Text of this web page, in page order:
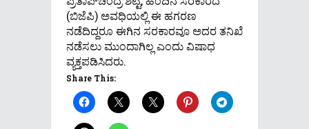
(ಬಿಜೆಪಿ) ಅವಧಿಯಲ್ಲಿ ಈ ಹಗರಣ
ನಡೆದಿದ್ದರೂ ಈಗಿನ ಸರಕಾರವೂ ಅದರ ತನಿಖೆ
ನಡೆಸಲು ಮುಂದಾಗಿಲ್ಲ ಎಂದು ವಿಷಾಧ
ವ್ಯಕ್ತಪಡಿಸಿದರು.
Share This: